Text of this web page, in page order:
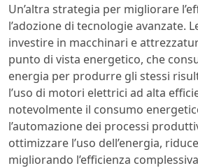
Un’altra strategia per migliorare
l’adozione di tecnologie avanzate.
investire in macchinari e
punto di vista energetico, che
energia per produrre gli stessi
l’uso di motori elettrici ad alta
notevolmente il consumo
l’automazione dei processi
ottimizzare l’uso dell’energia,
migliorando l’efficienza